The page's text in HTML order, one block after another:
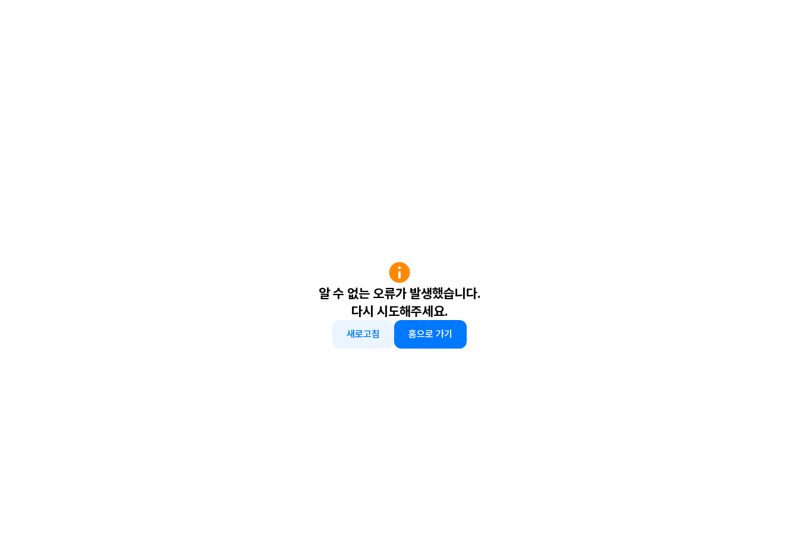
알 수 없는 오류가 발생했습니다.
다시 시도해주세요.
새로고침 홈으로 가기